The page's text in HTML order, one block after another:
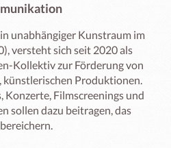
unabhängiger Kunstraum im
versteht sich seit 2020 als
Kollektiv zur Förderung von
künstlerischen Produktionen.
Konzerte, Filmscreenings und
sollen dazu beitragen, das